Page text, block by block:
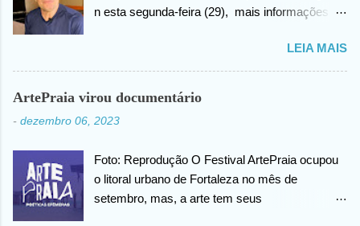
n esta segunda-feira (29), mais informações
cabeça há alguns dias atrás. João confirma que
os resultados foram negativos para câncer de
cabeça, posteriormente ele agradece ao criador
outro momento no vídeo compartilhado na
da sua saúde.
LEIA MAIS
ArtePraia virou documentário
- dezembro 06, 2023
Foto: Reprodução O Festival ArtePraia ocupou
o litoral urbano de Fortaleza no mês de
setembro, mas, a arte tem seus